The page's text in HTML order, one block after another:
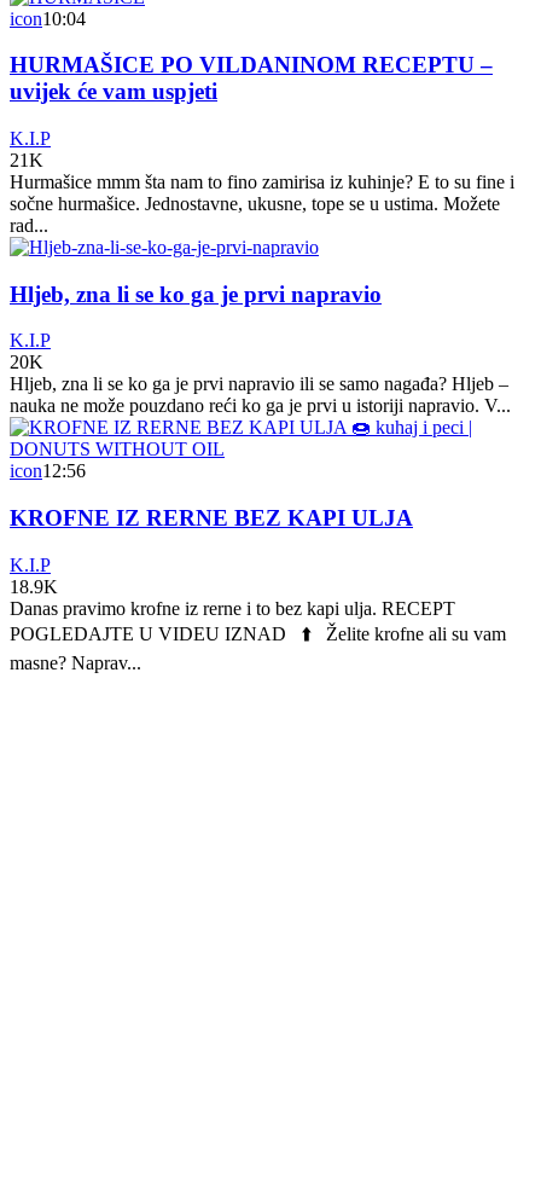
icon10:04
HURMAŠICE PO VILDANINOM RECEPTU –
uvijek će vam uspjeti
K.I.P
21K
Hurmašice mmm šta nam to fino zamirisa iz kuhinje? E to su fine i
sočne hurmašice. Jednostavne, ukusne, tope se u ustima. Možete
rad...
Hljeb, zna li se ko ga je prvi napravio
K.I.P
20K
Hljeb, zna li se ko ga je prvi napravio ili se samo nagađa? Hljeb –
nauka ne može pouzdano reći ko ga je prvi u istoriji napravio. V...
icon12:56
KROFNE IZ RERNE BEZ KAPI ULJA
K.I.P
18.9K
Danas pravimo krofne iz rerne i to bez kapi ulja. RECEPT
POGLEDAJTE U VIDEU IZNAD ⬆️ Želite krofne ali su vam
masne? Naprav...